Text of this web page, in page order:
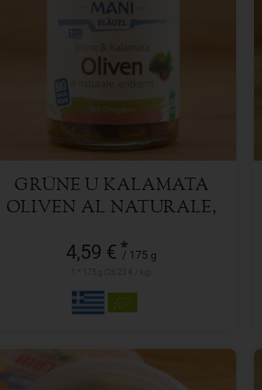
GRÜNE U KALAMATA
OLIVEN AL NATURALE,
4,59 € *
/ 175 g
4,59